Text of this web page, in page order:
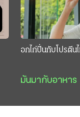
อกไก่ปั่นกับโปรตีน
มันมากับอาหาร